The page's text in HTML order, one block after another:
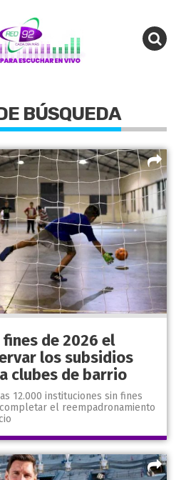
BÚSQUEDA
de 2026 el
los subsidios
clubes de barrio
12.000 instituciones sin fines
el reempadronamiento